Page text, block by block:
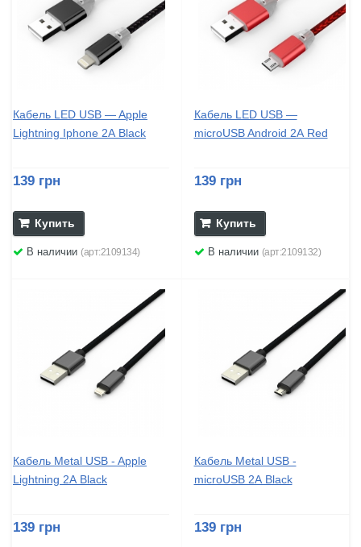
Кабель LED USB — Apple
Lightning Iphone 2А Black
139 грн
Купить
В наличии (арт:2109134)
Кабель LED USB —
microUSB Android 2А Red
139 грн
Купить
В наличии (арт:2109132)
Кабель Metal USB - Apple
Lightning 2А Black
139 грн
Кабель Metal USB -
microUSB 2А Black
139 грн